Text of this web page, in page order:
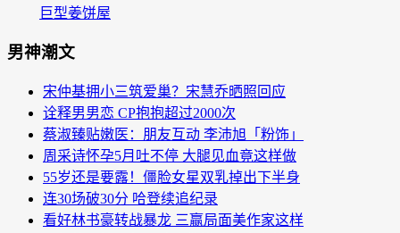
巨型姜饼屋
男神潮文
宋仲基拥小三筑爱巢？宋慧乔晒照回应
诠释男男恋 CP抱抱超过2000次
蔡淑臻贴嫩医：朋友互动 李沛旭「粉饰」
周采诗怀孕5月吐不停 大腿见血竟这样做
55岁还是要露！僵脸女星双乳掉出下半身
连30场破30分 哈登续追纪录
看好林书豪转战暴龙 三赢局面美作家这样